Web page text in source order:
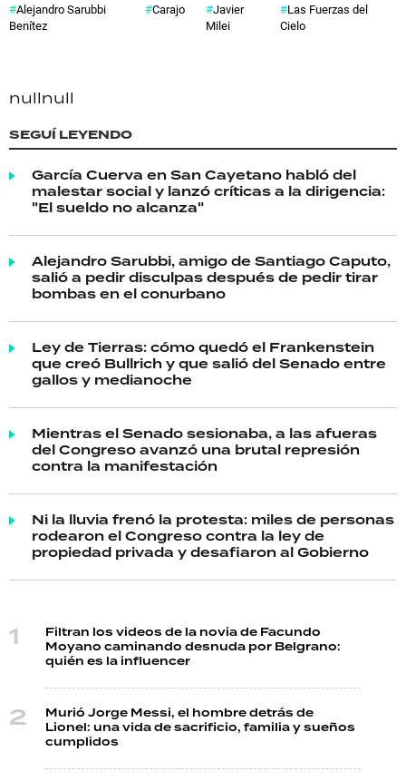
Alejandro Sarubbi
Benítez
Carajo
Javier
Milei
Las Fuerzas del
Cielo
nullnull
SEGUÍ LEYENDO
García Cuerva en San Cayetano habló del
malestar social y lanzó críticas a la dirigencia:
"El sueldo no alcanza"
Alejandro Sarubbi, amigo de Santiago Caputo,
salió a pedir disculpas después de pedir tirar
bombas en el conurbano
Ley de Tierras: cómo quedó el Frankenstein
que creó Bullrich y que salió del Senado entre
gallos y medianoche
Mientras el Senado sesionaba, a las afueras
del Congreso avanzó una brutal represión
contra la manifestación
Ni la lluvia frenó la protesta: miles de personas
rodearon el Congreso contra la ley de
propiedad privada y desafiaron al Gobierno
Filtran los videos de la novia de Facundo
Moyano caminando desnuda por Belgrano:
quién es la influencer
Murió Jorge Messi, el hombre detrás de
Lionel: una vida de sacrificio, familia y sueños
cumplidos